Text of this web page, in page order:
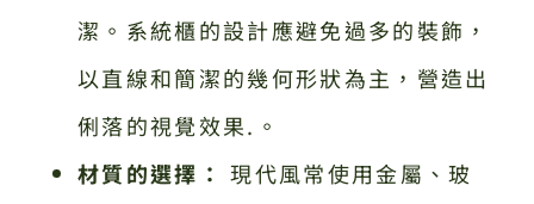
潔。系統櫃的設計應避免過多的裝飾，
以直線和簡潔的幾何形狀為主，營造出
俐落的視覺效果.。
材質的選擇： 現代風常使用金屬、玻